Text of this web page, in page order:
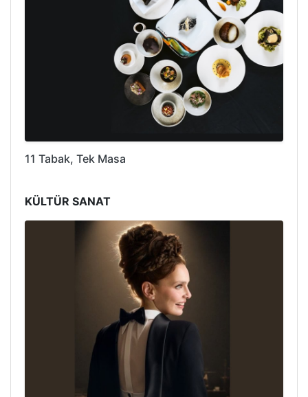
11 Tabak, Tek Masa
KÜLTÜR SANAT